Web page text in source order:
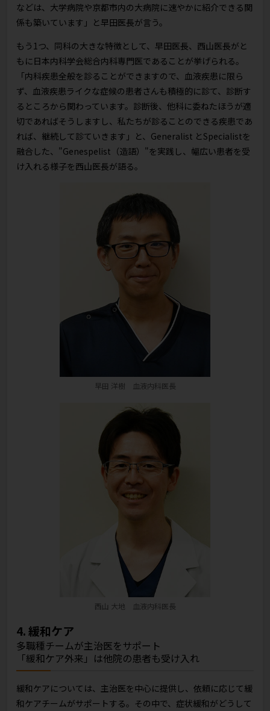
早田 洋樹 血液内科医長
西山 大地 血液内科医長
などは、大学病院や京都市内の大病院に速やかに紹介できる関
係も築いています」と早田医長が言う。
もう1つ、同科の大きな特徴として、早田医長、西山医長がと
もに日本内科学会総合内科専門医であることが挙げられる。
「内科疾患全般を診ることができますので、血液疾患に限ら
ず、血液疾患ライクな症候の患者さんも積極的に診て、診断す
るところから関わっています。診断後、他科に委ねたほうが適
切であればそうしますし、私たちが診ることのできる疾患であ
れば、継続して診ていきます」と、Generalist とSpecialistを
融合した、"Genespelist（造語）"を実践し、幅広い患者を受
け入れる様子を西山医長が語る。
4. 緩和ケア
多職種チームが主治医をサポート
「緩和ケア外来」は他院の患者も受け入れ
緩和ケアについては、主治医を中心に提供し、依頼に応じて緩
和ケアチームがサポートする。その中で、症状緩和がどうして